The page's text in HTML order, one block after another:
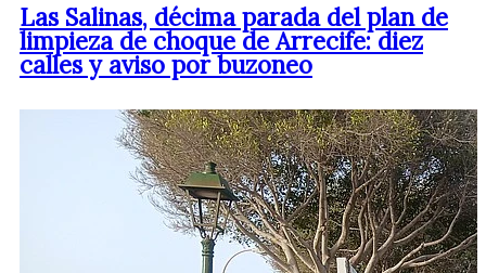
Las Salinas, décima parada del plan de
limpieza de choque de Arrecife: diez
calles y aviso por buzoneo